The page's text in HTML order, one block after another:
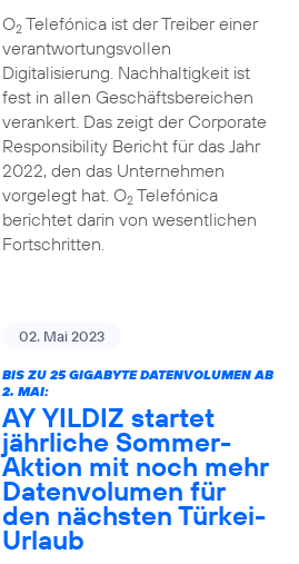
O2Telefónica ist der Treiber einer
verantwortungsvollen
Digitalisierung. Nachhaltigkeit ist
fest in allen Geschäftsbereichen
verankert. Das zeigt der Corporate
Responsibility Bericht für das Jahr
2022, den das Unternehmen
vorgelegt hat. O2Telefónica
berichtet darin von wesentlichen
Fortschritten.
02. Mai 2023
BIS ZU 25 GIGABYTE DATENVOLUMEN AB
2. MAI:
AY YILDIZ startet
jährliche Sommer-
Aktion mit noch mehr
Datenvolumen für
den nächsten Türkei-
Urlaub